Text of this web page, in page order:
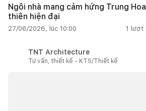
Ngôi nhà mang cảm hứng Trung
thiên hiện đại
27/06/2026, lúc 10:00 1 lượt
TNT Architecture
Tư vấn, thiết kế - KTS/Thiết kế